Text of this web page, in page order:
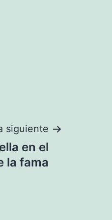
siguiente
en el
la fama